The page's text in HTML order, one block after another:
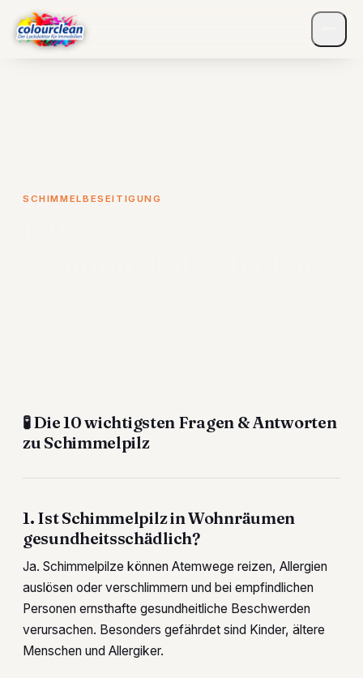
SCHIMMELBESEITIGUNG
🧪Die 10 wichtigsten Fragen & Antworten
zu Schimmelpilz
1. Ist Schimmelpilz in Wohnräumen
gesundheitsschädlich?
Ja. Schimmelpilze können Atemwege reizen, Allergien
auslösen oder verschlimmern und bei empfindlichen
Personen ernsthafte gesundheitliche Beschwerden
verursachen. Besonders gefährdet sind Kinder, ältere
Menschen und Allergiker.